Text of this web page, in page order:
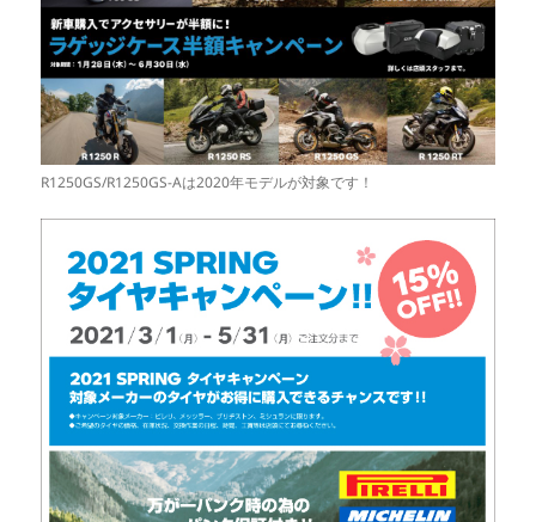
R1250GS/R1250GS-Aは2020年モデルが対象です！